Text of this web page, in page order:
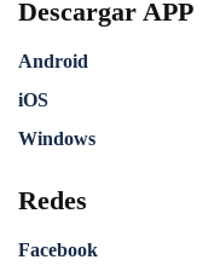
Descargar APP
Android
iOS
Windows
Redes
Facebook